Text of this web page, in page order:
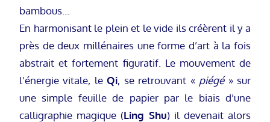
bambous…
En harmonisant le plein et le vide ils créèrent il y a
près de deux millénaires une forme d’art à la fois
abstrait et fortement figuratif. Le mouvement de
l’énergie vitale, leQi, se retrouvant « piégé» sur
une simple feuille de papier par le biais d’une
calligraphie magique (Ling Shu) il devenait alors